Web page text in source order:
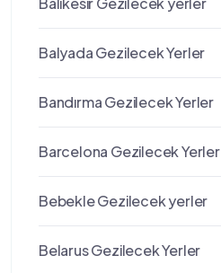
Balyada Gezilecek Yerler
Bandırma Gezilecek Yerler
Barcelona Gezilecek Yerler
Bebekle Gezilecek yerler
Belarus Gezilecek Yerler